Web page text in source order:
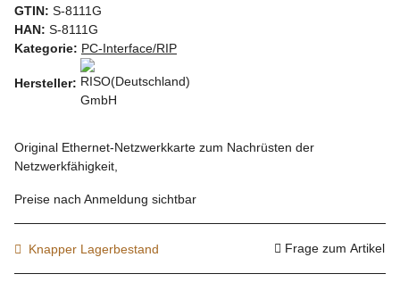
GTIN: S-8111G
HAN: S-8111G
Kategorie: PC-Interface/RIP
Hersteller:
Original Ethernet-Netzwerkkarte zum Nachrüsten der
Netzwerkfähigkeit,
Preise nach Anmeldung sichtbar
Knapper Lagerbestand Frage zum Artikel